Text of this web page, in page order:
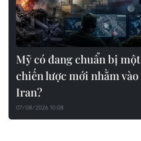
Mỹ có đang chuẩn bị một
chiến lược mới nhằm vào
Iran?
07/08/2026 10:08